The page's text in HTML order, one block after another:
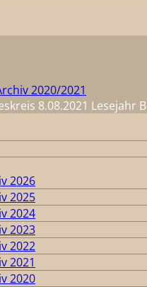
2020/2021
8.08.2021 Lesejahr B
2026
2025
2024
2023
2022
2021
2020